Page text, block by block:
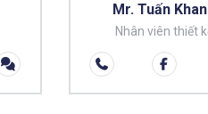
Mr. Tuấn
Nhân viên thiết